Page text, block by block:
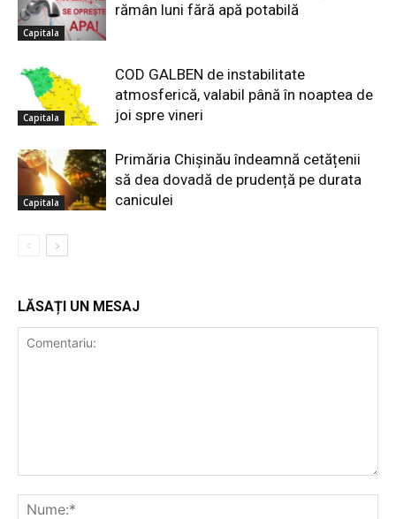
Capitala
rămân luni fără apă potabilă
Capitala
COD GALBEN de instabilitate
atmosferică, valabil până în noaptea de
joi spre vineri
Capitala
Primăria Chișinău îndeamnă cetățenii
să dea dovadă de prudență pe durata
caniculei
LĂSAȚI UN MESAJ